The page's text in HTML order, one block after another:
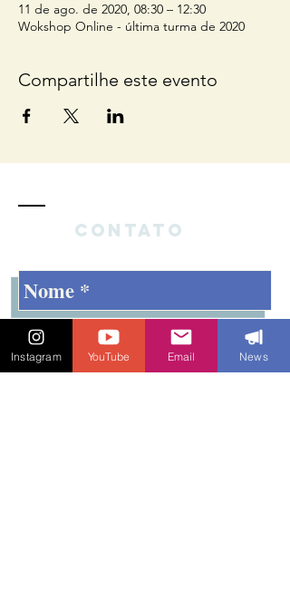
11 de ago. de 2020, 08:30 – 12:30
Wokshop Online - última turma de 2020
Compartilhe este evento
Contato
Instagram YouTube Email News